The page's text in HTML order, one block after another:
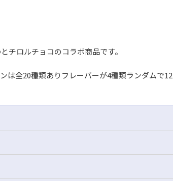
チロルチョコのコラボ商品です。
は全20種類ありフレーバーが4種類ランダムで12